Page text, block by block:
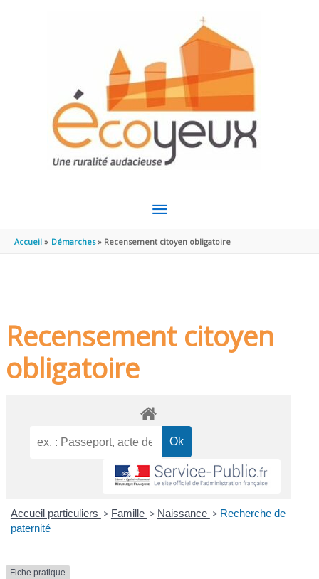
MENU
PRINCIPAL
Accueil Démarches Recensement citoyen obligatoire
Recensement citoyen
obligatoire
Accueil particuliers > Famille > Naissance > Recherche de
paternité
Fiche pratique